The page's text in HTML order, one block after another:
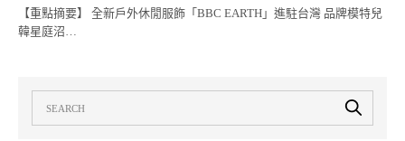
【重點摘要】 全新戶外休閒服飾「BBC EARTH」進駐台灣 品牌模特兒
韓星庭沼…